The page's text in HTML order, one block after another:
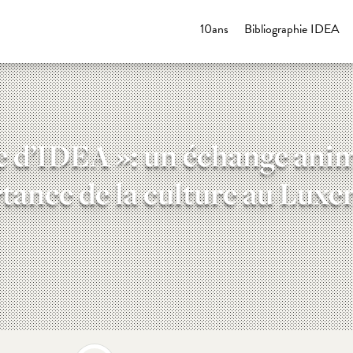
Bibliographie IDEA
10ans
d’IDEA »: un échange
de la culture au